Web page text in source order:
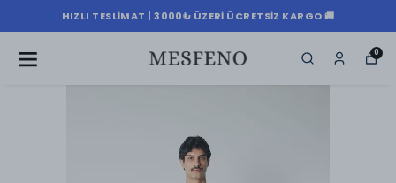
HIZLI TESLIMAT | 3000₺ ÜZERI ÜCRETSIZ KARGO 🚚
0